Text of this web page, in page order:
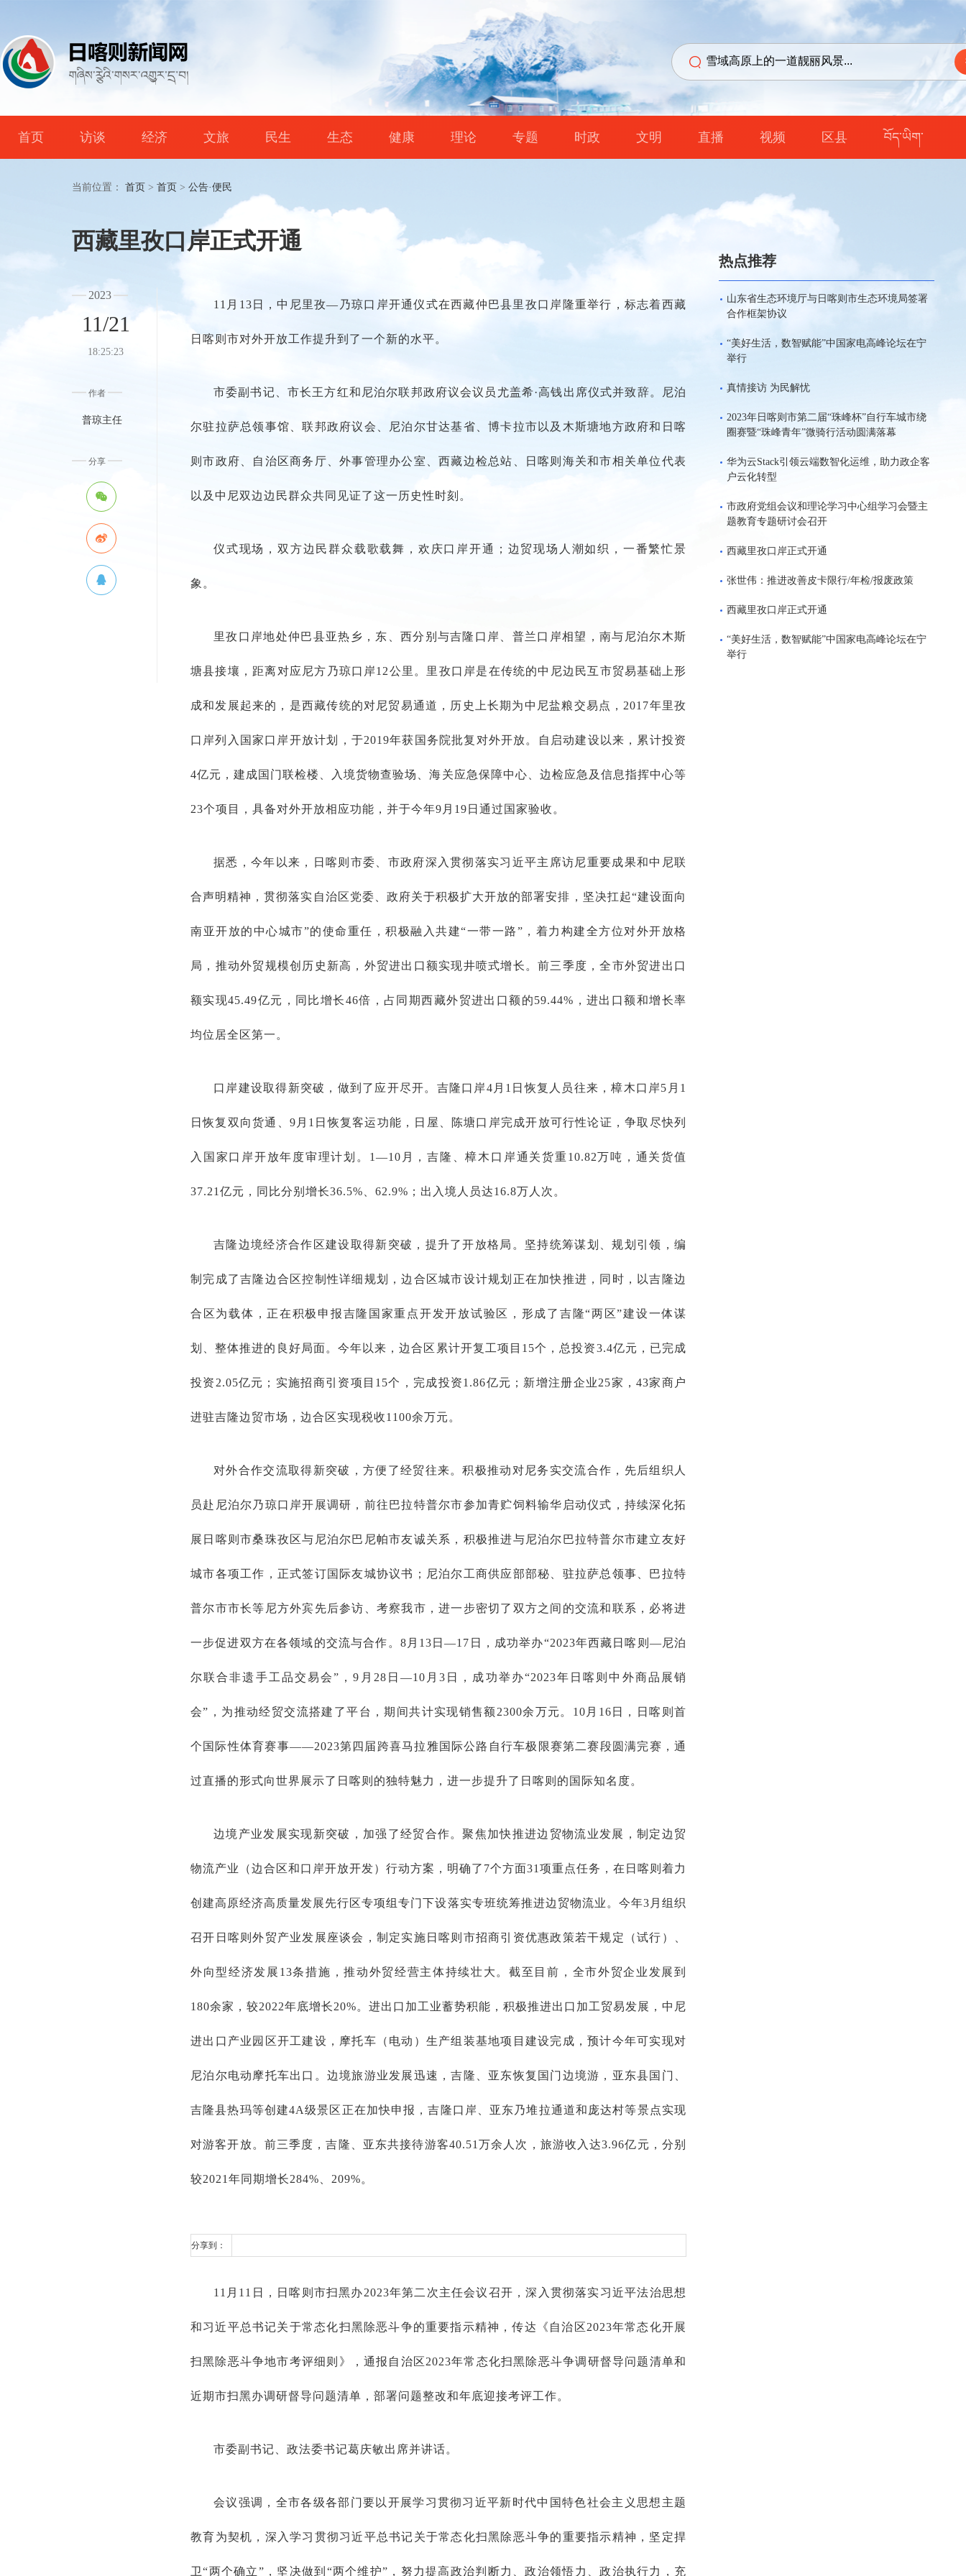
首页 访谈 经济 文旅 民生 生态 健康 理论 专题 时政 文明 直播 视频 区县 བོད་ཡིག་
当前位置： 首页 > 首页 > 公告·便民
西藏里孜口岸正式开通
2023
11/21
18:25:23
作者
普琼主任
分享
11月13日，中尼里孜—乃琼口岸开通仪式在西藏仲巴县里孜口岸隆重举行，标志着西藏
日喀则市对外开放工作提升到了一个新的水平。
市委副书记、市长王方红和尼泊尔联邦政府议会议员尤盖希·高钱出席仪式并致辞。尼泊
尔驻拉萨总领事馆、联邦政府议会、尼泊尔甘达基省、博卡拉市以及木斯塘地方政府和日喀
则市政府、自治区商务厅、外事管理办公室、西藏边检总站、日喀则海关和市相关单位代表
以及中尼双边边民群众共同见证了这一历史性时刻。
仪式现场，双方边民群众载歌载舞，欢庆口岸开通；边贸现场人潮如织，一番繁忙景
象。
里孜口岸地处仲巴县亚热乡，东、西分别与吉隆口岸、普兰口岸相望，南与尼泊尔木斯
塘县接壤，距离对应尼方乃琼口岸12公里。里孜口岸是在传统的中尼边民互市贸易基础上形
成和发展起来的，是西藏传统的对尼贸易通道，历史上长期为中尼盐粮交易点，2017年里孜
口岸列入国家口岸开放计划，于2019年获国务院批复对外开放。自启动建设以来，累计投资
4亿元，建成国门联检楼、入境货物查验场、海关应急保障中心、边检应急及信息指挥中心等
23个项目，具备对外开放相应功能，并于今年9月19日通过国家验收。
据悉，今年以来，日喀则市委、市政府深入贯彻落实习近平主席访尼重要成果和中尼联
合声明精神，贯彻落实自治区党委、政府关于积极扩大开放的部署安排，坚决扛起“建设面向
南亚开放的中心城市”的使命重任，积极融入共建“一带一路”，着力构建全方位对外开放格
局，推动外贸规模创历史新高，外贸进出口额实现井喷式增长。前三季度，全市外贸进出口
额实现45.49亿元，同比增长46倍，占同期西藏外贸进出口额的59.44%，进出口额和增长率
均位居全区第一。
口岸建设取得新突破，做到了应开尽开。吉隆口岸4月1日恢复人员往来，樟木口岸5月1
日恢复双向货通、9月1日恢复客运功能，日屋、陈塘口岸完成开放可行性论证，争取尽快列
入国家口岸开放年度审理计划。1—10月，吉隆、樟木口岸通关货重10.82万吨，通关货值
37.21亿元，同比分别增长36.5%、62.9%；出入境人员达16.8万人次。
吉隆边境经济合作区建设取得新突破，提升了开放格局。坚持统筹谋划、规划引领，编
制完成了吉隆边合区控制性详细规划，边合区城市设计规划正在加快推进，同时，以吉隆边
合区为载体，正在积极申报吉隆国家重点开发开放试验区，形成了吉隆“两区”建设一体谋
划、整体推进的良好局面。今年以来，边合区累计开复工项目15个，总投资3.4亿元，已完成
投资2.05亿元；实施招商引资项目15个，完成投资1.86亿元；新增注册企业25家，43家商户
进驻吉隆边贸市场，边合区实现税收1100余万元。
对外合作交流取得新突破，方便了经贸往来。积极推动对尼务实交流合作，先后组织人
员赴尼泊尔乃琼口岸开展调研，前往巴拉特普尔市参加青贮饲料输华启动仪式，持续深化拓
展日喀则市桑珠孜区与尼泊尔巴尼帕市友诚关系，积极推进与尼泊尔巴拉特普尔市建立友好
城市各项工作，正式签订国际友城协议书；尼泊尔工商供应部部秘、驻拉萨总领事、巴拉特
普尔市市长等尼方外宾先后参访、考察我市，进一步密切了双方之间的交流和联系，必将进
一步促进双方在各领域的交流与合作。8月13日—17日，成功举办“2023年西藏日喀则—尼泊
尔联合非遗手工品交易会”，9月28日—10月3日，成功举办“2023年日喀则中外商品展销
会”，为推动经贸交流搭建了平台，期间共计实现销售额2300余万元。10月16日，日喀则首
个国际性体育赛事——2023第四届跨喜马拉雅国际公路自行车极限赛第二赛段圆满完赛，通
过直播的形式向世界展示了日喀则的独特魅力，进一步提升了日喀则的国际知名度。
边境产业发展实现新突破，加强了经贸合作。聚焦加快推进边贸物流业发展，制定边贸
物流产业（边合区和口岸开放开发）行动方案，明确了7个方面31项重点任务，在日喀则着力
创建高原经济高质量发展先行区专项组专门下设落实专班统筹推进边贸物流业。今年3月组织
召开日喀则外贸产业发展座谈会，制定实施日喀则市招商引资优惠政策若干规定（试行）、
外向型经济发展13条措施，推动外贸经营主体持续壮大。截至目前，全市外贸企业发展到
180余家，较2022年底增长20%。进出口加工业蓄势积能，积极推进出口加工贸易发展，中尼
进出口产业园区开工建设，摩托车（电动）生产组装基地项目建设完成，预计今年可实现对
尼泊尔电动摩托车出口。边境旅游业发展迅速，吉隆、亚东恢复国门边境游，亚东县国门、
吉隆县热玛等创建4A级景区正在加快申报，吉隆口岸、亚东乃堆拉通道和庞达村等景点实现
对游客开放。前三季度，吉隆、亚东共接待游客40.51万余人次，旅游收入达3.96亿元，分别
较2021年同期增长284%、209%。
分享到：
11月11日，日喀则市扫黑办2023年第二次主任会议召开，深入贯彻落实习近平法治思想
和习近平总书记关于常态化扫黑除恶斗争的重要指示精神，传达《自治区2023年常态化开展
扫黑除恶斗争地市考评细则》，通报自治区2023年常态化扫黑除恶斗争调研督导问题清单和
近期市扫黑办调研督导问题清单，部署问题整改和年底迎接考评工作。
市委副书记、政法委书记葛庆敏出席并讲话。
会议强调，全市各级各部门要以开展学习贯彻习近平新时代中国特色社会主义思想主题
教育为契机，深入学习贯彻习近平总书记关于常态化扫黑除恶斗争的重要指示精神，坚定捍
卫“两个确立”，坚决做到“两个维护”，努力提高政治判断力、政治领悟力、政治执行力，充
热点推荐
山东省生态环境厅与日喀则市生态环境局签署
合作框架协议
“美好生活，数智赋能”中国家电高峰论坛在宁
举行
真情接访 为民解忧
2023年日喀则市第二届“珠峰杯”自行车城市绕
圈赛暨“珠峰青年”微骑行活动圆满落幕
华为云Stack引领云端数智化运维，助力政企客
户云化转型
市政府党组会议和理论学习中心组学习会暨主
题教育专题研讨会召开
西藏里孜口岸正式开通
张世伟：推进改善皮卡限行/年检/报废政策
西藏里孜口岸正式开通
“美好生活，数智赋能”中国家电高峰论坛在宁
举行